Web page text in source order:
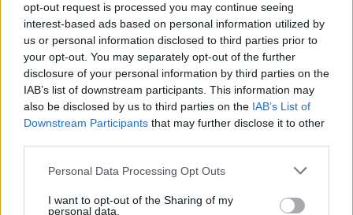
opt-out request is processed you may continue seeing
interest-based ads based on personal information utilized by
us or personal information disclosed to third parties prior to
your opt-out. You may separately opt-out of the further
disclosure of your personal information by third parties on the
IAB’s list of downstream participants. This information may
also be disclosed by us to third parties on the IAB’s List of
Downstream Participants that may further disclose it to other
Personal Data Processing Opt Outs
I want to opt-out of the Sharing of my
personal data.
Самыеценные овощи, фрукты и ягоды,
которые в августе нужно есть
«тоннами»
Читать другие новости